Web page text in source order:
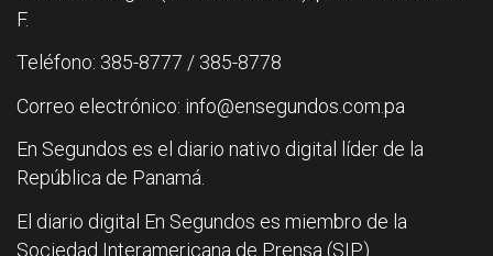
F.
Teléfono: 385-8777 / 385-8778
Correo electrónico: info@ensegundos.com.pa
En Segundos es el diario nativo digital líder de la
República de Panamá.
El diario digital En Segundos es miembro de la
Sociedad Interamericana de Prensa (SIP).